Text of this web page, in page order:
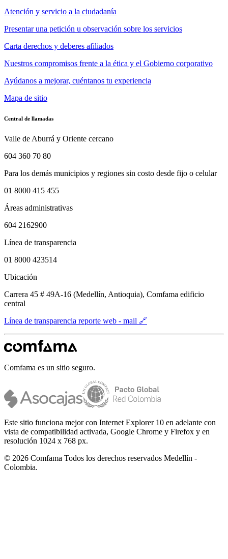
Atención y servicio a la ciudadanía
Presentar una petición u observación sobre los servicios
Carta derechos y deberes afiliados
Nuestros compromisos frente a la ética y el Gobierno corporativo
Ayúdanos a mejorar, cuéntanos tu experiencia
Mapa de sitio
Central de llamadas
Valle de Aburrá y Oriente cercano
604 360 70 80
Para los demás municipios y regiones sin costo desde fijo o celular
01 8000 415 455
Áreas administrativas
604 2162900
Línea de transparencia
01 8000 423514
Ubicación
Carrera 45 # 49A-16 (Medellín, Antioquia), Comfama edificio
central
Línea de transparencia reporte web - mail 🔗
Comfama es un sitio seguro.
Este sitio funciona mejor con Internet Explorer 10 en adelante con
vista de compatibilidad activada, Google Chrome y Firefox y en
resolución 1024 x 768 px.
© 2026 Comfama Todos los derechos reservados Medellín -
Colombia.